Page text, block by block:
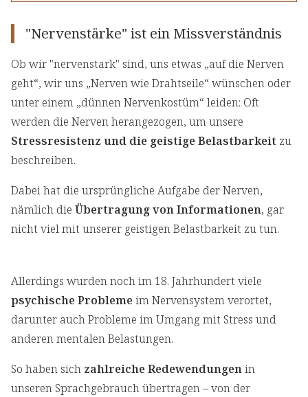
"Nervenstärke" ist ein Missverständnis
Ob wir "nervenstark" sind, uns etwas „auf die Nerven
geht“, wir uns „Nerven wie Drahtseile“ wünschen oder
unter einem „dünnen Nervenkostüm“ leiden: Oft
werden die Nerven herangezogen, um unsere
Stressresistenz und die geistige Belastbarkeit zu
beschreiben.
Dabei hat die ursprüngliche Aufgabe der Nerven,
nämlich die Übertragung von Informationen, gar
nicht viel mit unserer geistigen Belastbarkeit zu tun.
Allerdings wurden noch im 18. Jahrhundert viele
psychische Problemeim Nervensystem verortet,
darunter auch Probleme im Umgang mit Stress und
anderen mentalen Belastungen.
So haben sich zahlreiche Redewendungenin
unseren Sprachgebrauch übertragen – von der